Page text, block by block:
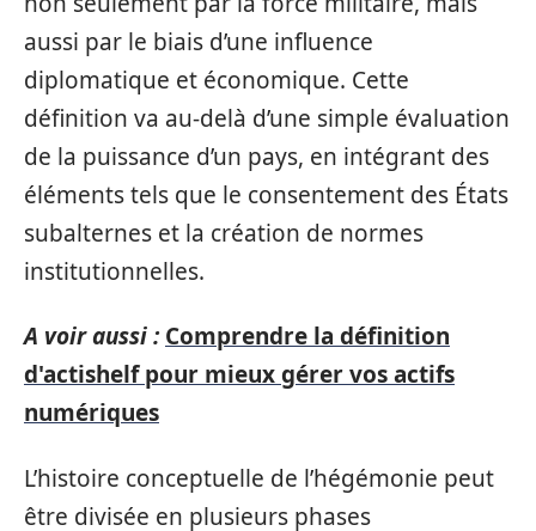
aussi par le biais d’une influence
diplomatique et économique. Cette
définition va au-delà d’une simple évaluation
de la puissance d’un pays, en intégrant des
éléments tels que le consentement des États
subalternes et la création de normes
institutionnelles.
A voir aussi : Comprendre la définition
d'actishelf pour mieux gérer vos actifs
numériques
L’histoire conceptuelle de l’hégémonie peut
être divisée en plusieurs phases